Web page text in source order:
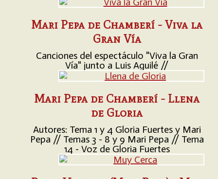
Mari Pepa de Chamberí - Viva la
Gran Vía
Canciones del espectáculo "Viva la Gran
Vía" junto a Luis Aguilé //
Mari Pepa de Chamberí - Llena
de Gloria
Autores: Tema 1 y 4 Gloria Fuertes y Mari
Pepa // Temas 3 - 8 y 9 Mari Pepa // Tema
14 - Voz de Gloria Fuertes